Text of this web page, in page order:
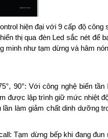
hiện đại với 9 cấp độ công
thị qua đèn Led sắc nét để
minh như tạm dừng và hâm
90°: Với công nghệ biến tần
được lập trình giữ mức nhiệt
làm giảm chất dinh dưỡng
Tạm dừng bếp khi đang